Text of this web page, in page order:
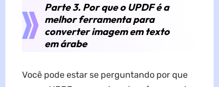
Parte 3. Por que o UPDF é a
melhor ferramenta para
converter imagem em texto
em árabe
Você pode estar se perguntando por que